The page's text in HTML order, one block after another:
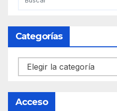
Categorías
Categorías
Acceso